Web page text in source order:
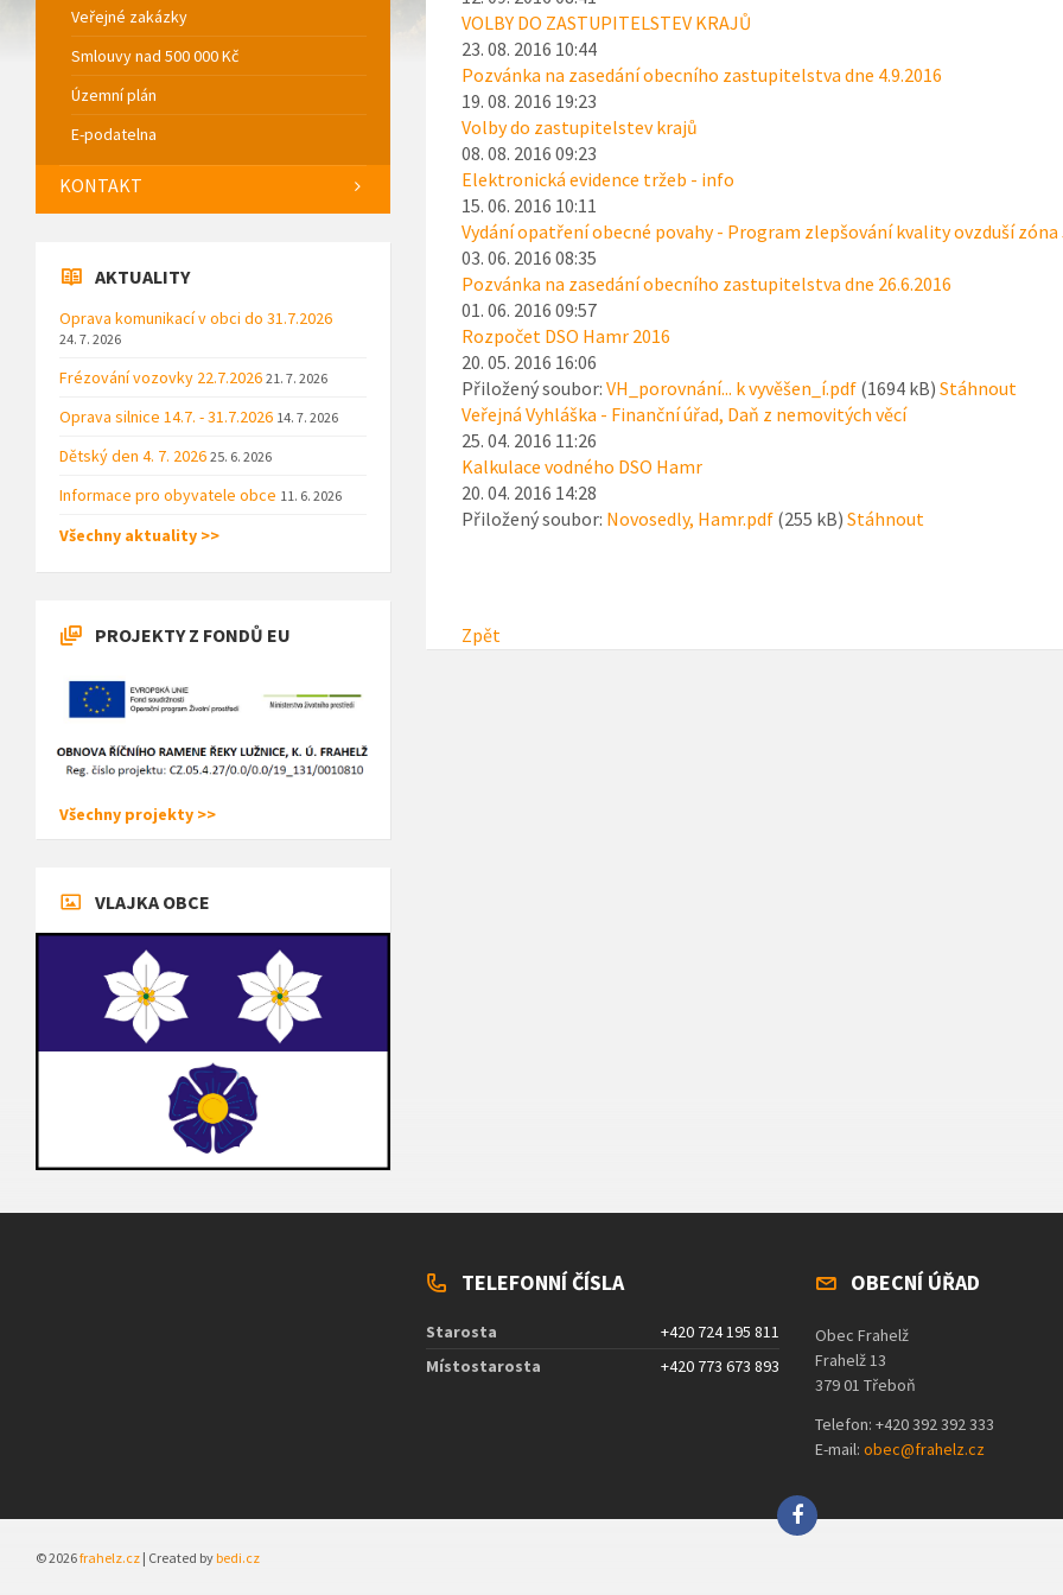
VOLBY DO ZASTUPITELSTEV KRAJŮ
23. 08. 2016 10:44
Pozvánka na zasedání obecního zastupitelstva dne 4.9.2016
19. 08. 2016 19:23
Volby do zastupitelstev krajů
08. 08. 2016 09:23
Elektronická evidence tržeb - info
15. 06. 2016 10:11
Vydání opatření obecné povahy - Program zlepšování kvality ovzduší zóna
03. 06. 2016 08:35
Pozvánka na zasedání obecního zastupitelstva dne 26.6.2016
01. 06. 2016 09:57
Rozpočet DSO Hamr 2016
20. 05. 2016 16:06
Přiložený soubor: VH_porovnání... k vyvěšen_í.pdf(1694 kB) Stáhnout
Veřejná Vyhláška - Finanční úřad, Daň z nemovitých věcí
25. 04. 2016 11:26
Kalkulace vodného DSO Hamr
20. 04. 2016 14:28
Přiložený soubor: Novosedly, Hamr.pdf(255 kB) Stáhnout
Zpět
Veřejné zakázky
Smlouvy nad 500 000 Kč
Územní plán
E-podatelna
KONTAKT
AKTUALITY
Oprava komunikací v obci do 31.7.2026
24. 7. 2026
Frézování vozovky 22.7.2026 21. 7. 2026
Oprava silnice 14.7. - 31.7.2026 14. 7. 2026
Dětský den 4. 7. 2026 25. 6. 2026
Informace pro obyvatele obce 11. 6. 2026
Všechny aktuality >>
PROJEKTY Z FONDŮ EU
Všechny projekty >>
VLAJKA OBCE
TELEFONNÍ ČÍSLA
Starosta
+420 724 195 811
Místostarosta
+420 773 673 893
OBECNÍ ÚŘAD
Obec Frahelž
Frahelž 13
379 01 Třeboň
Telefon: +420 392 392 333
E-mail: obec@frahelz.cz
© 2026frahelz.cz | Created bybedi.cz